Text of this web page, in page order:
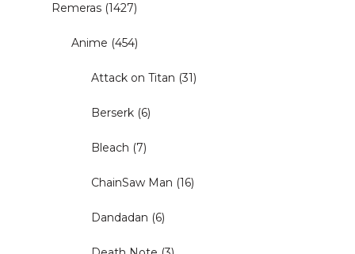
Remeras (1427)
Anime (454)
Attack on Titan (31)
Berserk (6)
Bleach (7)
ChainSaw Man (16)
Dandadan (6)